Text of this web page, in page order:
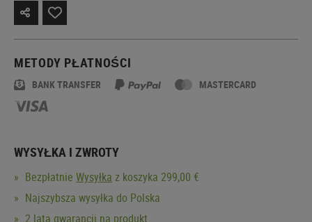
METODY PŁATNOŚCI
BANK TRANSFER MASTERCARD
WYSYŁKA I ZWROTY
Bezpłatnie Wysyłka z koszyka 299,00 €
Najszybsza wysyłka do Polska
2 lata gwarancji na produkt